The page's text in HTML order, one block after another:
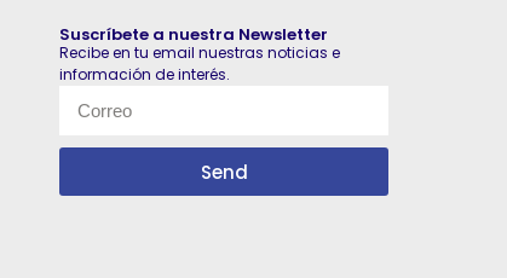
Suscríbete a nuestra Newsletter
Recibe en tu email nuestras noticias e
información de interés.
Send